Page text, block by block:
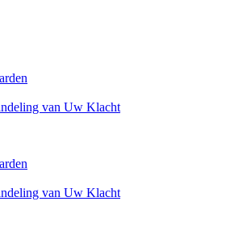
van Uw Klacht
van Uw Klacht